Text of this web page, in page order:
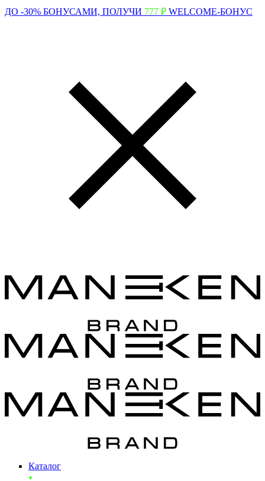
ДО -30% БОНУСАМИ, ПОЛУЧИ 777 ₽ WELCOME-БОНУС
Каталог